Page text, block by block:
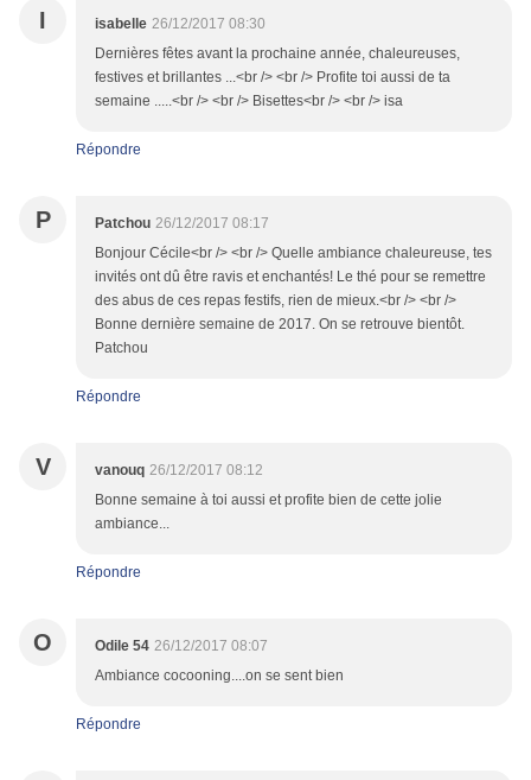
I isabelle 26/12/2017 08:30
Dernières fêtes avant la prochaine année, chaleureuses,
festives et brillantes ...<br /> <br /> Profite toi aussi de ta
semaine .....<br /> <br /> Bisettes<br /> <br /> isa
Répondre
P Patchou 26/12/2017 08:17
Bonjour Cécile<br /> <br /> Quelle ambiance chaleureuse, tes
invités ont dû être ravis et enchantés! Le thé pour se remettre
des abus de ces repas festifs, rien de mieux.<br /> <br />
Bonne dernière semaine de 2017. On se retrouve bientôt.
Patchou
Répondre
V vanouq 26/12/2017 08:12
Bonne semaine à toi aussi et profite bien de cette jolie
ambiance...
Répondre
O Odile 54 26/12/2017 08:07
Ambiance cocooning....on se sent bien
Répondre